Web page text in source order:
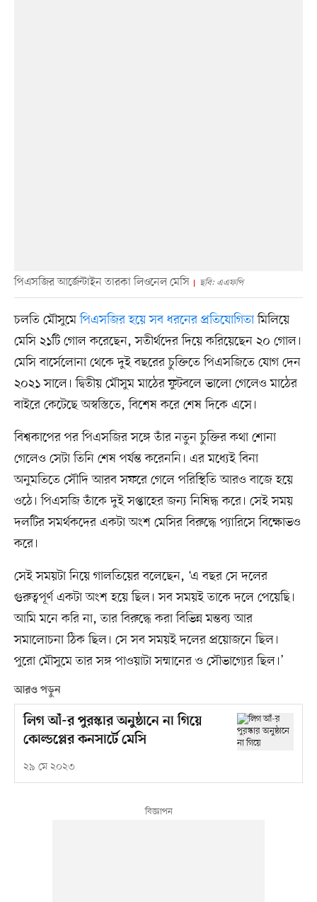
পিএসজির আর্জেন্টাইন তারকা লিওনেল মেসি ছবি: এএফপি
চলতি মৌসুমেপিএসজির হয়ে সব ধরনের প্রতিযোগিতামিলিয়ে
মেসি ২১টি গোল করেছেন, সতীর্থদের দিয়ে করিয়েছেন ২০ গোল।
মেসি বার্সেলোনা থেকে দুই বছরের চুক্তিতে পিএসজিতে যোগ দেন
২০২১ সালে। দ্বিতীয় মৌসুম মাঠের ফুটবলে ভালো গেলেও মাঠের
বাইরে কেটেছে অস্বস্তিতে, বিশেষ করে শেষ দিকে এসে।
বিশ্বকাপের পর পিএসজির সঙ্গে তাঁর নতুন চুক্তির কথা শোনা
গেলেও সেটা তিনি শেষ পর্যন্ত করেননি। এর মধ্যেই বিনা
অনুমতিতে সৌদি আরব সফরে গেলে পরিস্থিতি আরও বাজে হয়ে
ওঠে। পিএসজি তাঁকে দুই সপ্তাহের জন্য নিষিদ্ধ করে। সেই সময়
দলটির সমর্থকদের একটা অংশ মেসির বিরুদ্ধে প্যারিসে বিক্ষোভও
করে।
সেই সময়টা নিয়ে গালতিয়ের বলেছেন, ‘এ বছর সে দলের
গুরুত্বপূর্ণ একটা অংশ হয়ে ছিল। সব সময়ই তাকে দলে পেয়েছি।
আমি মনে করি না, তার বিরুদ্ধে করা বিভিন্ন মন্তব্য আর
সমালোচনা ঠিক ছিল। সে সব সময়ই দলের প্রয়োজনে ছিল।
পুরো মৌসুমে তার সঙ্গ পাওয়াটা সম্মানের ও সৌভাগ্যের ছিল।’
আরও পড়ুন
লিগ আঁ-র পুরস্কার অনুষ্ঠানে না গিয়ে
কোল্ডপ্লের কনসার্টে মেসি
২৯ মে ২০২৩